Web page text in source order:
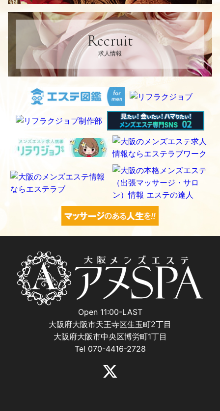
Recruit
求人情報
Open 11:00-LAST
大阪府大阪市天王寺区生玉町2丁目
大阪府大阪市中央区博労町1丁目
Tel 070-4416-2728